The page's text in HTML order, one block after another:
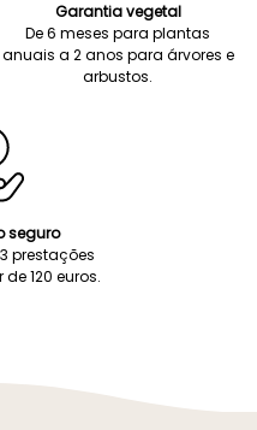
Garantia vegetal
De 6 meses para plantas
anuais a 2 anos para árvores e
arbustos.
seguro
prestações
120 euros.